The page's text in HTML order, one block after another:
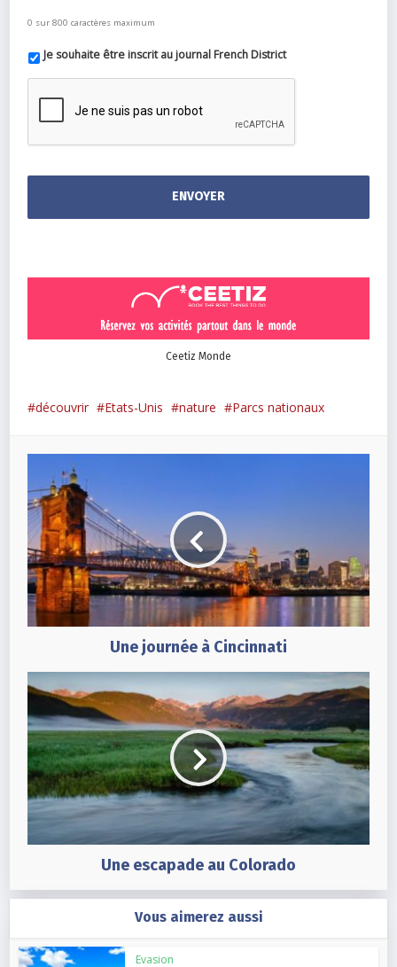
0 sur 800 caractères maximum
Je souhaite être inscrit au journal French District
Ceetiz Monde
découvrir Etats-Unis nature Parcs nationaux
Une journée à Cincinnati
Une escapade au Colorado
Vous aimerez aussi
Evasion